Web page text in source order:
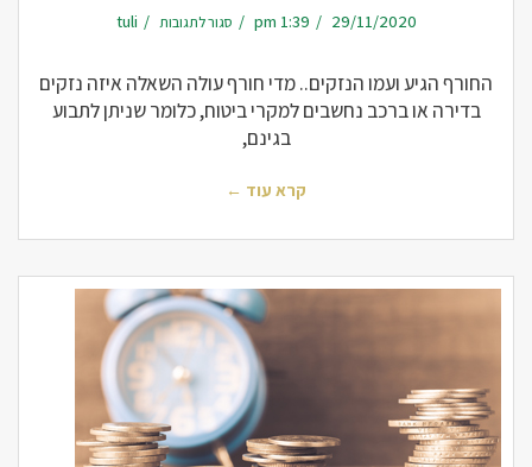
29/11/2020
1:39 pm סגור לתגובות על
החורףtuli
החורף הגיע ועמו הנזקים.. מדי חורף עולה השאלה איזה נזקים
בדירה או ברכב נחשבים למקרי ביטוח, כלומר שניתן לתבוע
בגינם,
קרא עוד ←